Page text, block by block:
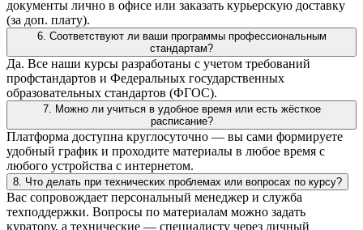
документы лично в офисе или заказать курьерскую доставку
(за доп. плату).
6. Соответствуют ли ваши программы профессиональным
стандартам?
Да. Все наши курсы разработаны с учетом требований
профстандартов и Федеральных государственных
образовательных стандартов (ФГОС).
7. Можно ли учиться в удобное время или есть жёсткое
расписание?
Платформа доступна круглосуточно — вы сами формируете
удобный график и проходите материалы в любое время с
любого устройства с интернетом.
8. Что делать при технических проблемах или вопросах по курсу?
Вас сопровождает персональный менеджер и служба
техподдержки. Вопросы по материалам можно задать
куратору, а технические — специалисту через личный